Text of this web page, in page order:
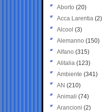
Aborto (20)
Acca Larentia (2)
Alcool (3)
Alemanno (150)
Alfano (315)
Alitalia (123)
Ambiente (341)
AN (210)
Animali (74)
Arancioni (2)